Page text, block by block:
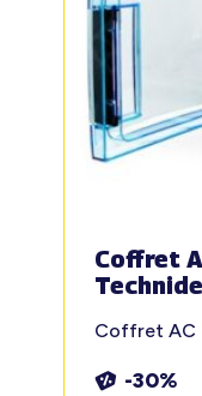
Coffret
Coffret AC
-30%